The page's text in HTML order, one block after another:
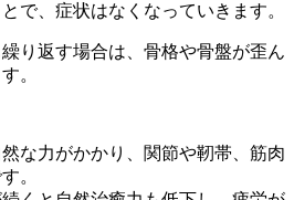
で、症状はなくなっていきます。
り返す場合は、骨格や骨盤が歪ん
。
な力がかかり、関節や靭帯、筋肉
。